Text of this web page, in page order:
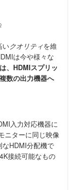
いクオリティを維
は今や様々な
、HDMIスプリッ
数の出力機器へ
入力対応機器に
ニターに同じ映像
HDMI分配機で
接続可能なもの